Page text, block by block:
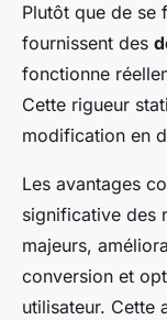
Plutôt que de se
fournissent des
fonctionne
Cette rigueur
modification en
Les avantages
significative des
majeurs,
conversion et
utilisateur. Cette